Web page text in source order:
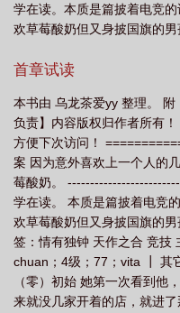
的 木樨久兮txt 木樨的意思是
什么 木樨怎么念 木樨是什么
思 木樨久兮电竞 剧透 木樨木
学在读。本质是篇披着电竞
欢草莓酸奶但又身披国旗的
级；77；Vita┃其它：电竞
首章试读
本书由 乌龙茶爱yy 整理。
负责】内容版权归作者所有
方便下次访问！
案 因为意外喜欢上一个人的
莓酸奶。
学在读。 本质是篇披着电竞
欢草莓酸奶但又身披国旗的
签：情有独钟 天作之合 竞技
chuan；4级；77；vita ┃ 其
（零）初始 她第一次看到他
来就没几家开着的店，就进